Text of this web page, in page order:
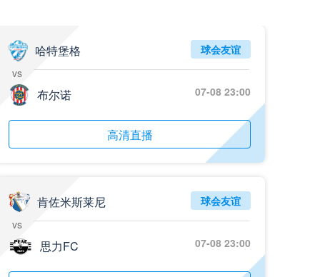
哈特堡格
vs
布尔诺
球会友谊
07-08 23:00
高清直播
肯佐米斯莱尼
vs
思力FC
球会友谊
07-08 23:00